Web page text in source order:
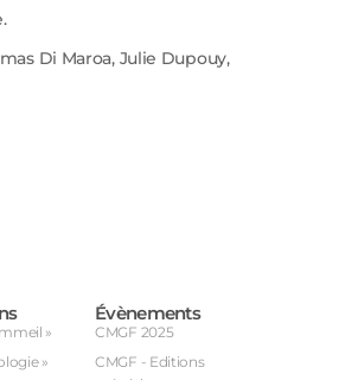
Di Maroa, Julie Dupouy,
»
»
Évènements
CMGF 2025
CMGF - Editions